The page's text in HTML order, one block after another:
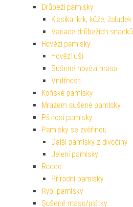
Drůbeží pamlsky
Klasika: krk, kůže, žaludek
Variace drůbežích snacků
Hovězí pamlsky
Hovězí uši
Sušené hovězí maso
Vnitřnosti
Koňské pamlsky
Mrazem sušené pamlsky
Pštrosí pamlsky
Pamlsky se zvěřinou
Další pamlsky z divočiny
Jelení pamlsky
Rocco
Přírodní pamlsky
Rybí pamlsky
Sušené maso/plátky